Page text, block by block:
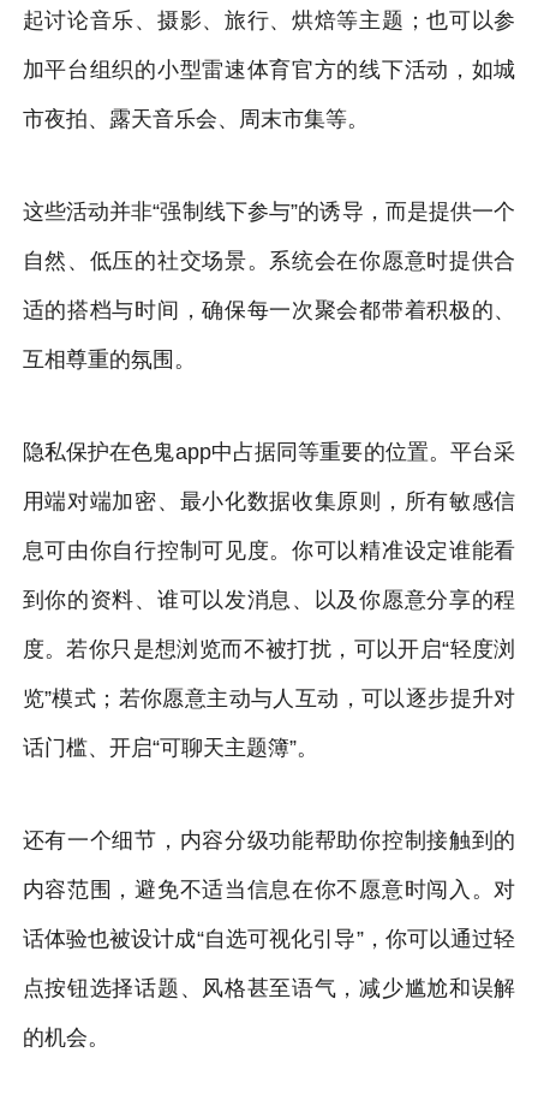
起讨论音乐、摄影、旅行、烘焙等主题；也可以参
加平台组织的小型雷速体育官方的线下活动，如城
市夜拍、露天音乐会、周末市集等。
这些活动并非“强制线下参与”的诱导，而是提供一个
自然、低压的社交场景。系统会在你愿意时提供合
适的搭档与时间，确保每一次聚会都带着积极的、
互相尊重的氛围。
隐私保护在色鬼app中占据同等重要的位置。平台采
用端对端加密、最小化数据收集原则，所有敏感信
息可由你自行控制可见度。你可以精准设定谁能看
到你的资料、谁可以发消息、以及你愿意分享的程
度。若你只是想浏览而不被打扰，可以开启“轻度浏
览”模式；若你愿意主动与人互动，可以逐步提升对
话门槛、开启“可聊天主题簿”。
还有一个细节，内容分级功能帮助你控制接触到的
内容范围，避免不适当信息在你不愿意时闯入。对
话体验也被设计成“自选可视化引导”，你可以通过轻
点按钮选择话题、风格甚至语气，减少尴尬和误解
的机会。